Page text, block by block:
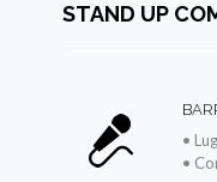
STAND UP
•
•